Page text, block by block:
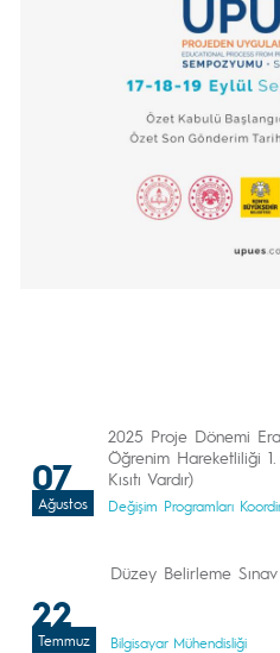
07
Ağustos
2025 Proje Dönemi
Öğrenim Hareketliliği
Kısıtı Vardır)
Değişim Programları
22
Temmuz
Düzey Belirleme
Bilgisayar Mühendisliği